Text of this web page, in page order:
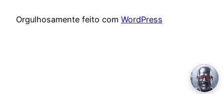
Orgulhosamente feito com WordPress